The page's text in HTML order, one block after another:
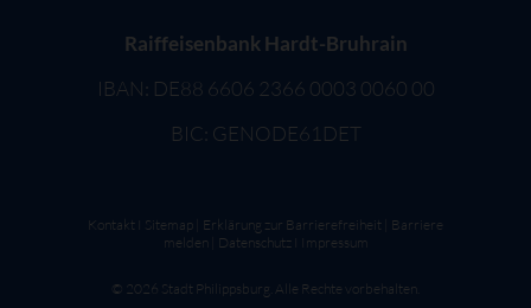
Raiffeisenbank Hardt-Bruhrain
IBAN: DE88 6606 2366 0003 0060 00
BIC: GENODE61DET
© 2026 Stadt Philippsburg. Alle Rechte vorbehalten.
Kontakt Sitemap Erklärung zur Barrierefreiheit Barriere
melden
DatenschutzI Impressum